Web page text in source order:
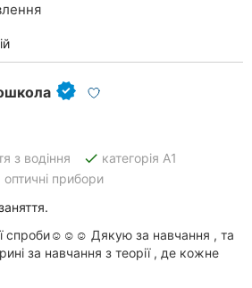
з водіння done категорія А1
оптичні прибори
спроби☺️☺️☺️ Дякую за навчання , та
за навчання з теорії , де кожне